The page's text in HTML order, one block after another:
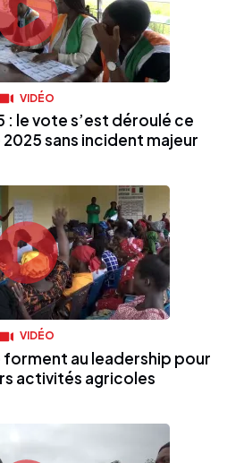
VIDÉO
: le vote s’est déroulé ce
sans incident majeur
VIDÉO
forment au leadership pour
activités agricoles